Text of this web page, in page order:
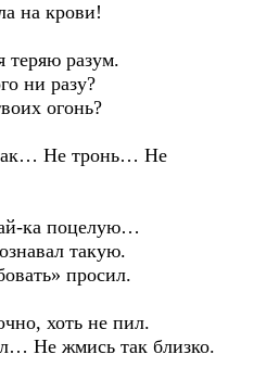
на крови!
теряю разум.
ни разу?
огонь?
Не тронь… Не
ка поцелую…
такую.
просил.
хоть не пил.
Не жмись так близко.